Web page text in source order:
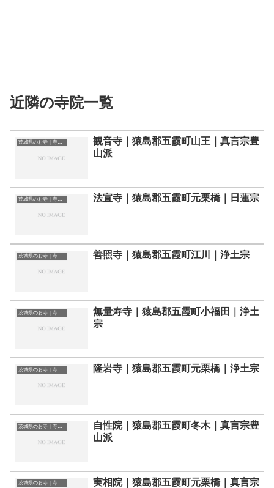
近隣の寺院一覧
茨城県のお寺｜寺院一覧
観音寺｜猿島郡五霞町山王｜真言宗豊
山派
茨城県のお寺｜寺院一覧 法宣寺｜猿島郡五霞町元栗橋｜日蓮宗
茨城県のお寺｜寺院一覧 善照寺｜猿島郡五霞町江川｜浄土宗
茨城県のお寺｜寺院一覧
無量寿寺｜猿島郡五霞町小福田｜浄土
宗
茨城県のお寺｜寺院一覧 隆岩寺｜猿島郡五霞町元栗橋｜浄土宗
茨城県のお寺｜寺院一覧
自性院｜猿島郡五霞町冬木｜真言宗豊
山派
茨城県のお寺｜寺院一覧
実相院｜猿島郡五霞町元栗橋｜真言宗